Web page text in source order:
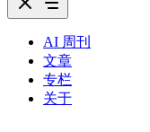
AI 周刊
文章
专栏
关于